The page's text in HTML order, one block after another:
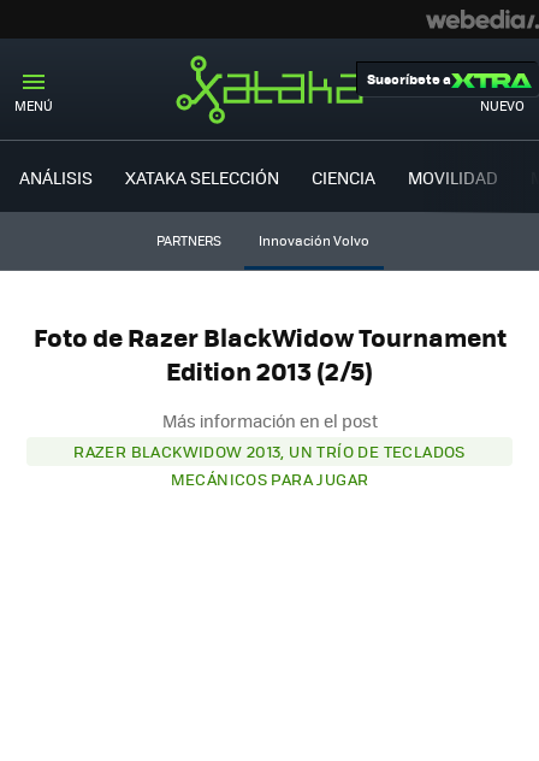
MENÚ NUEVO
Suscríbete a
ANÁLISIS XATAKA SELECCIÓN CIENCIA MOVILIDAD
PARTNERS Innovación Volvo
Foto de Razer BlackWidow Tournament
Edition 2013 (2/5)
Más información en el post
RAZER BLACKWIDOW 2013, UN TRÍO DE TECLADOS
MECÁNICOS PARA JUGAR